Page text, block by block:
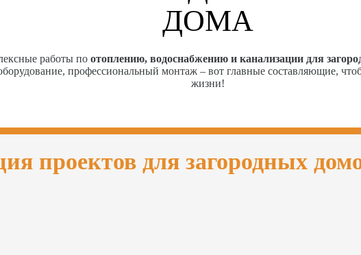
ДОМА
работы по отоплению, водоснабжению и канализации для
профессиональный монтаж – вот главные составляющие,
жизни!
проектов для загородных